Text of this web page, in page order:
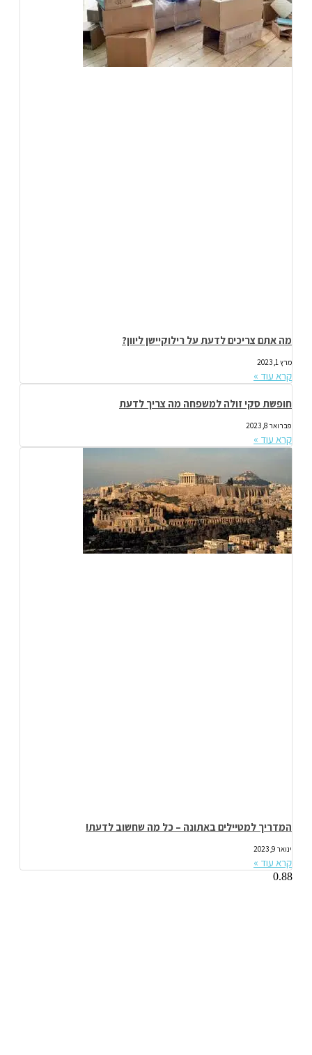
מה אתם צריכים לדעת על רילוקיישן ליוון?
מרץ 1, 2023
קרא עוד »
חופשת סקי זולה למשפחה מה צריך לדעת
פברואר 8, 2023
קרא עוד »
המדריך למטיילים באתונה – כל מה שחשוב לדעת!
ינואר 9, 2023
קרא עוד »